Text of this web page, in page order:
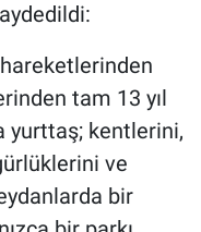
tam 13 yıl
yurttaş; kentlerini,
ve
bir